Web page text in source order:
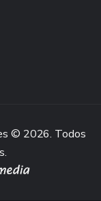
© 2026. Todos